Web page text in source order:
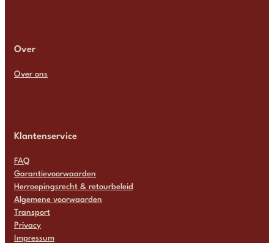
Over
Over ons
Klantenservice
FAQ
Garantievoorwaarden
Herroepingsrecht & retourbeleid
Algemene voorwaarden
Transport
Privacy
Impressum